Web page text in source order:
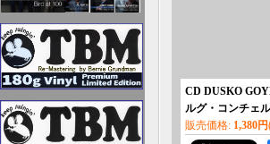
CD DUSKO
ルグ・コンチェ
販売価格: 1,380円